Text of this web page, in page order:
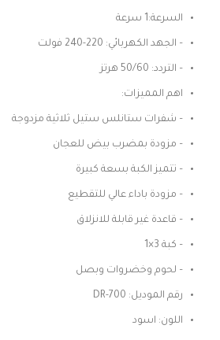
السرعة:1 سرعة
– الجهد الكهربائي: 220-240 فولت
– التردد: 50/60 هرتز
اهم المميزات:
– شفرات ستانلس ستيل ثلاثية مزدوجة
– مزودة بمضرب بيض للعجان
– تتميز الكبة بسعة كبيرة
– مزودة باداء عالي للتقطيع
– قاعدة غير قابلة للانزلاق
– كبة 3×1
– لحوم وخضروات وبصل
رقم الموديل: DR-700
اللون: اسود